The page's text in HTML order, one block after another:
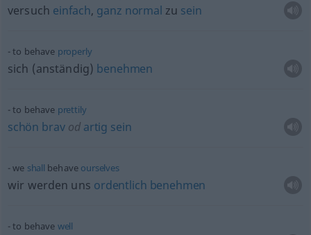
versuch einfach, ganz normal zu sein
to behave properly
sich (anständig) benehmen
to behave prettily
schön bravod artig sein
we shall behave ourselves
wir werden uns ordentlich benehmen
to behave well